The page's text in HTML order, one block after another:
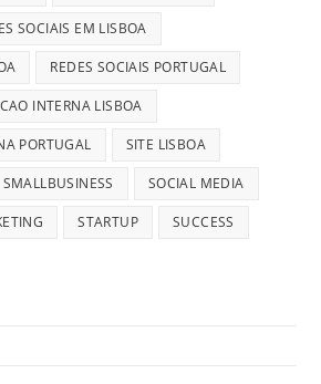
SOCIAIS EM LISBOA
REDES SOCIAIS PORTUGAL
INTERNA LISBOA
PORTUGAL SITE LISBOA
SMALLBUSINESS SOCIAL MEDIA
STARTUP SUCCESS